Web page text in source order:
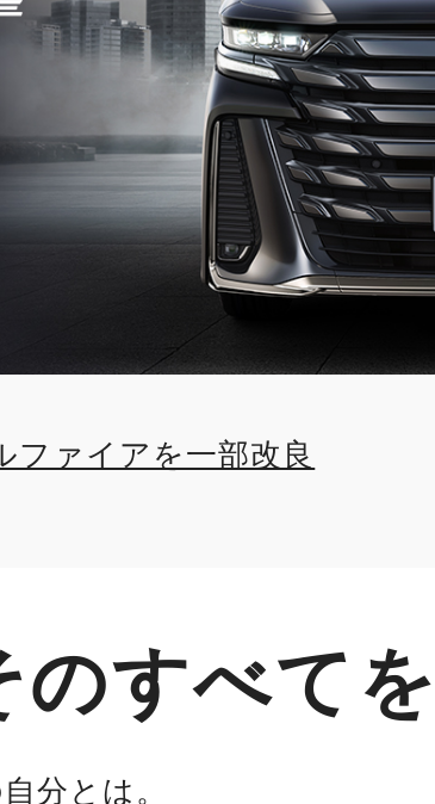
ファイアを一部改良
すべてを
分とは。